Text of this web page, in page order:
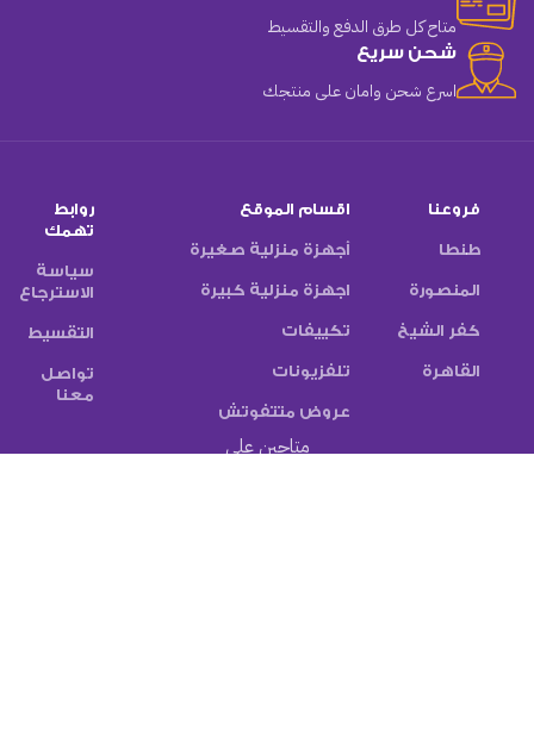
متاح كل طرق الدفع والتقسيط
شحن سريع
اسرع شحن وامان على منتجك
فروعنا
طنطا
المنصورة
كفر الشيخ
القاهرة
اقسام الموقع
أجهزة منزلية صغيرة
اجهزة منزلية كبيرة
تكييفات
تلفزيونات
عروض متتفوتش
روابط
تهمك
سياسة
الاسترجاع
التقسيط
تواصل
معنا
متاحين على